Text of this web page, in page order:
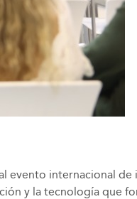
evento internacional
y la tecnología que